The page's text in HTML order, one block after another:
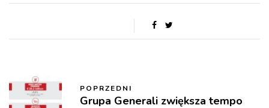
POPRZEDNI
Grupa Generali zwiększa tempo